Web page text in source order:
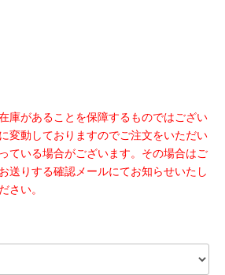
庫があることを保障するものではござい
変動しておりますのでご注文をいただい
ている場合がございます。その場合はご
送りする確認メールにてお知らせいたし
さい。